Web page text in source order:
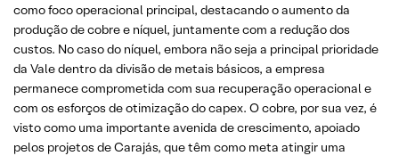
como foco operacional principal, destacando o aumento da
produção de cobre e níquel, juntamente com a redução dos
custos. No caso do níquel, embora não seja a principal prioridade
da Vale dentro da divisão de metais básicos, a empresa
permanece comprometida com sua recuperação operacional e
com os esforços de otimização do capex. O cobre, por sua vez, é
visto como uma importante avenida de crescimento, apoiado
pelos projetos de Carajás, que têm como meta atingir uma